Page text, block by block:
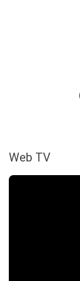
Web TV